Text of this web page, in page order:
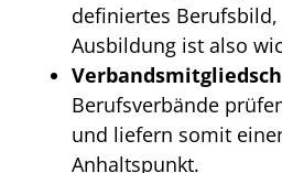
definiertes
Ausbildung ist also
Berufsverbände
und liefern somit
Anhaltspunkt.